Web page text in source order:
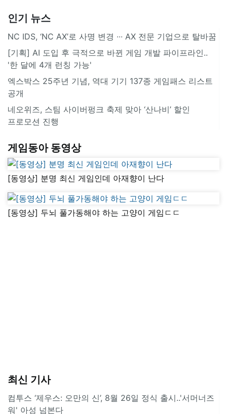
인기 뉴스
NC IDS, ‘NC AX’로 사명 변경 ∙∙∙ AX 전문 기업으로 탈바꿈
[기획] AI 도입 후 극적으로 바뀐 게임 개발 파이프라인..
'한 달에 4개 런칭 가능'
엑스박스 25주년 기념, 역대 기기 137종 게임패스 리스트
공개
네오위즈, 스팀 사이버펑크 축제 맞아 ‘산나비’ 할인
프로모션 진행
게임동아 동영상
[동영상] 분명 최신 게임인데 아재향이 난다
[동영상] 두뇌 풀가동해야 하는 고양이 게임ㄷㄷ
최신 기사
컴투스 ‘제우스: 오만의 신’, 8월 26일 정식 출시..'서머너즈
워' 아성 넘본다